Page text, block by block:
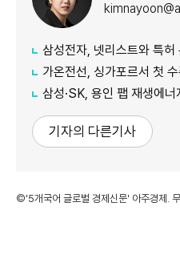
삼성전자, 넷리스트와 특허
가온전선, 싱가포르서 첫 수주
삼성·SK, 용인 팹 재생에너지 조달 숨통
기자의 다른기사
©'5개국어 글로벌 경제신문' 아주경제. 무